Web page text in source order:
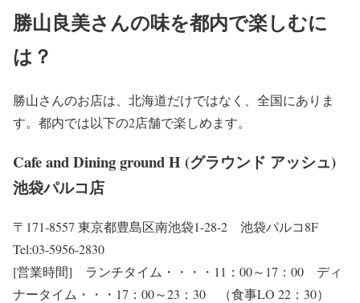
勝山良美さんの味を都内で楽しむに
は？
勝山さんのお店は、北海道だけではなく、全国にありま
す。都内では以下の2店舗で楽しめます。
Cafe and Dining ground H (グラウンド アッシュ)
池袋パルコ店
〒171-8557 東京都豊島区南池袋1-28-2 池袋パルコ8F
Tel:03-5956-2830
[営業時間] ランチタイム・・・・11：00～17：00 ディ
ナータイム・・・17：00～23：30 （食事LO 22：30）